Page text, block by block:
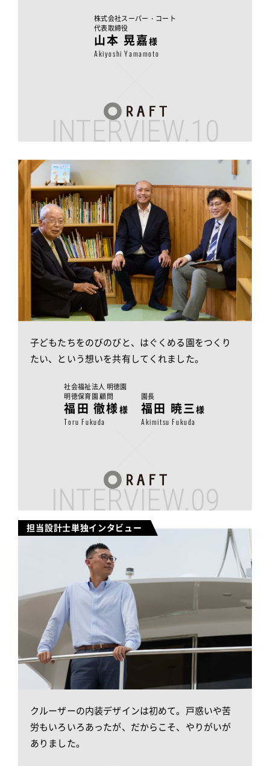
株式会社スーパー・コート
代表取締役
山本 晃嘉様
Akiyoshi Yamamoto
INTERVIEW.10
子どもたちをのびのびと、はぐくめる園をつくり
たい、 という想いを共有してくれました。
社会福祉法人 明徳園
明徳保育園 顧問
福田 徹様様
Toru Fukuda
園長
福田 暁三様
Akimitsu Fukuda
INTERVIEW.09
担当設計士単独インタビュー
クルーザーの内装デザインは初めて。戸惑いや苦
労もいろいろあったが、だからこそ、やりがいが
ありました。